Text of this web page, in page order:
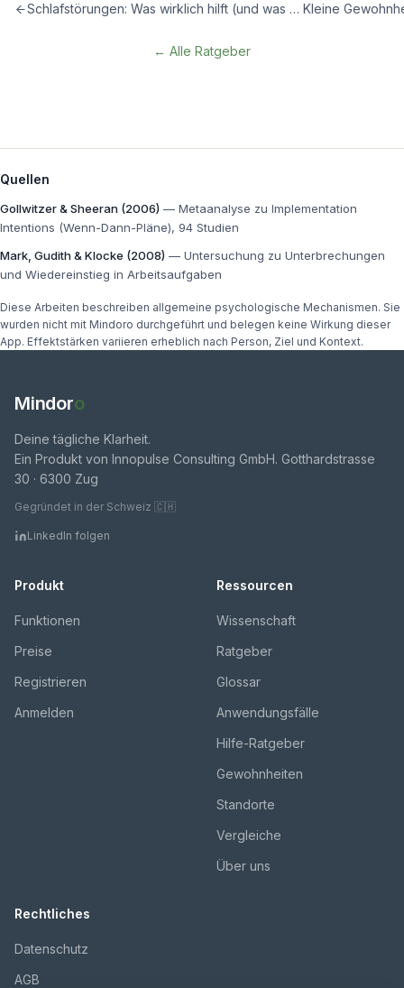
Schlafstörungen: Was wirklich hilft (und was nicht)
← Alle Ratgeber
Quellen
Gollwitzer & Sheeran (2006) — Metaanalyse zu Implementation
Intentions (Wenn-Dann-Pläne), 94 Studien
Mark, Gudith & Klocke (2008) — Untersuchung zu Unterbrechungen
und Wiedereinstieg in Arbeitsaufgaben
Diese Arbeiten beschreiben allgemeine psychologische Mechanismen. Sie
wurden nicht mit Mindoro durchgeführt und belegen keine Wirkung dieser
App. Effektstärken variieren erheblich nach Person, Ziel und Kontext.
Mindoro
Deine tägliche Klarheit.
Ein Produkt von Innopulse Consulting GmbH. Gotthardstrasse
30 · 6300 Zug
Gegründet in der Schweiz 🇨🇭
LinkedIn folgen
Produkt
Funktionen
Preise
Registrieren
Anmelden
Ressourcen
Wissenschaft
Ratgeber
Glossar
Anwendungsfälle
Hilfe-Ratgeber
Gewohnheiten
Standorte
Vergleiche
Über uns
Rechtliches
Datenschutz
AGB